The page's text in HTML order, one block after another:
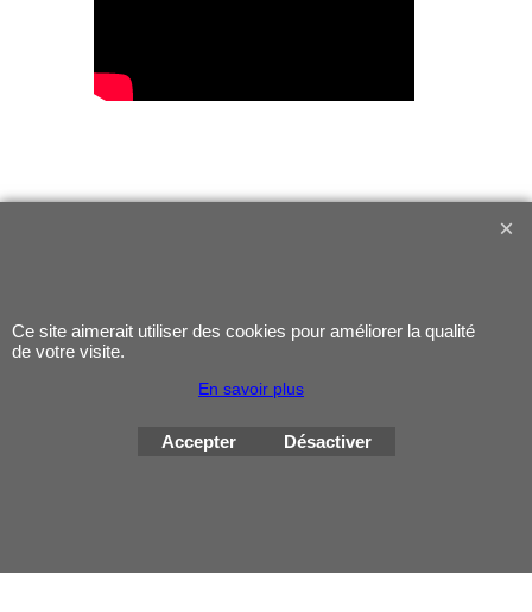
Contact
Ce site aimerait utiliser des cookies pour améliorer la qualité
de votre visite.
En savoir plus
Accepter Désactiver